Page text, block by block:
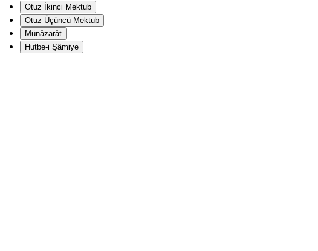
Otuz İkinci Mektub
Otuz Üçüncü Mektub
Münâzarât
Hutbe-i Şâmiye